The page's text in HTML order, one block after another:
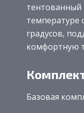
тентованный
градусов,
комфортную
Базовая